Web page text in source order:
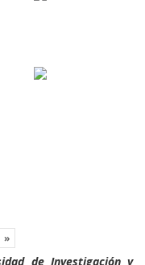
»
de Investigación y